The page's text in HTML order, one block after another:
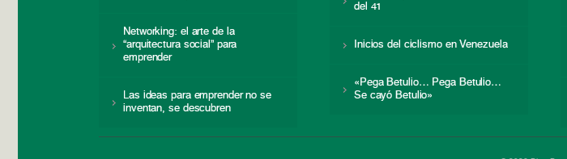
Networking: el arte de la
“arquitectura social” para
emprender
Las ideas para emprender no se
inventan, se descubren
del 41
Inicios del ciclismo en Venezuela
«Pega Betulio… Pega Betulio…
Se cayó Betulio»